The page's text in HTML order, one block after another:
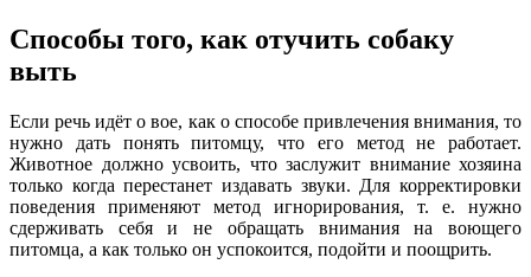
Способы того, как отучить собаку
выть
Если речь идёт о вое, как о способе привлечения внимания, то
нужно дать понять питомцу, что его метод не работает.
Животное должно усвоить, что заслужит внимание хозяина
только когда перестанет издавать звуки. Для корректировки
поведения применяют метод игнорирования, т. е. нужно
сдерживать себя и не обращать внимания на воющего
питомца, а как только он успокоится, подойти и поощрить.